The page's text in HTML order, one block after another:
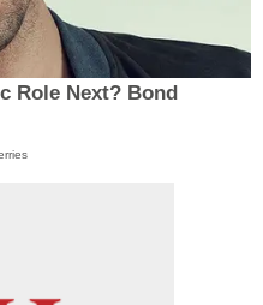
Role Next? Bond